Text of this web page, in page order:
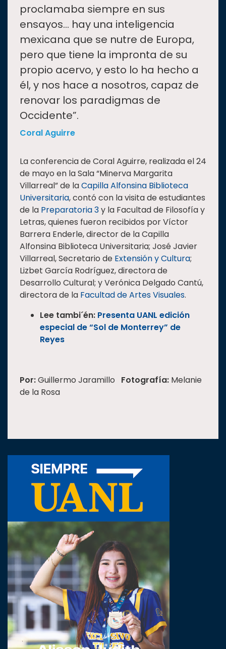
proclamaba siempre en sus
ensayos… hay una inteligencia
mexicana que se nutre de Europa,
pero que tiene la impronta de su
propio acervo, y esto lo ha hecho a
él, y nos hace a nosotros, capaz de
renovar los paradigmas de
Occidente”.
Coral Aguirre
La conferencia de Coral Aguirre, realizada el 24
de mayo en la Sala “Minerva Margarita
Villarreal” de laCapilla Alfonsina Biblioteca
Universitaria, contó con la visita de estudiantes
de la Preparatoria 3y la Facultad de Filosofía y
Letras, quienes fueron recibidos por Víctor
Barrera Enderle, director de la Capilla
Alfonsina Biblioteca Universitaria; José Javier
Villarreal, Secretario de Extensión y Cultura;
Lizbet García Rodríguez, directora de
Desarrollo Cultural; y Verónica Delgado Cantú,
directora de la Facultad de Artes Visuales.
Lee tambi´én: Presenta UANL edición
especial de “Sol de Monterrey” de
Reyes
Por:Guillermo Jaramillo Fotografía: Melanie
de la Rosa